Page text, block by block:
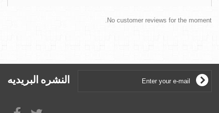
No customer reviews for the moment.
النشره البريديه